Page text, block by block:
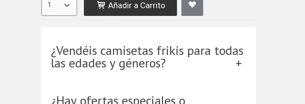
Añadir a Carrito
¿Vendéis camisetas frikis para todas
las edades y géneros?
¿Hay ofertas especiales o